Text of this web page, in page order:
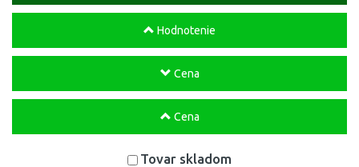
Hodnotenie
Cena
Cena
Tovar skladom